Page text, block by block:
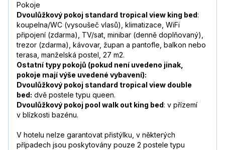
Pokoje
Dvoulůžkový pokoj standard tropical view king bed:
koupelna/WC (vysoušeč vlasů), klimatizace, WiFi
připojení (zdarma), TV/sat, minibar (denně doplňovaný),
trezor (zdarma), kávovar, župan a pantofle, balkon nebo
terasa, manželská postel, 27 m2.
Ostatní typy pokojů (pokud není uvedeno jinak,
pokoje mají výše uvedené vybavení):
Dvoulůžkový pokoj standard tropical view double
bed: dvě postele typu queen.
Dvoulůžkový pokoj pool walk out king bed: v přízemí
v blízkosti bazénu.
V hotelu nelze garantovat přistýlku, v některých
případech jsou poskytovány pouze 2 postele typu